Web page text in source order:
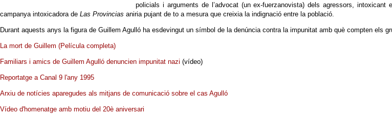
policials i arguments de l’advocat (un ex-fuerzanovista) dels agressors,
campanya intoxicadora de Las Provincias aniria pujant de to a mesura que creixia la indignació entre la població.
Durant aquests anys la figura de Guillem Agulló ha esdevingut un símbol de la denúncia contra la impunitat amb què compten els
La mort de Guillem (Película completa)
Familiars i amics de Guillem Agulló denuncien impunitat nazi (vídeo)
Reportatge a Canal 9 l'any 1995
Arxiu de notícies aparegudes als mitjans de comunicació sobre el cas Agulló
Vídeo d'homenatge amb motiu del 20è aniversari